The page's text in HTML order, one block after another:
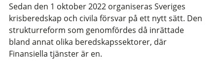
Sedan den 1 oktober 2022 organiseras Sveriges
krisberedskap och civila försvar på ett nytt sätt. Den
strukturreform som genomfördes då inrättade
bland annat olika beredskapssektorer, där
Finansiella tjänster är en.